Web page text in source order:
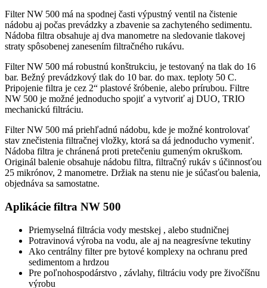
Filter NW 500 má na spodnej časti výpustný ventil na čistenie
nádobu aj počas prevádzky a zbavenie sa zachyteného sedimentu.
Nádoba filtra obsahuje aj dva manometre na sledovanie tlakovej
straty spôsobenej zanesením filtračného rukávu.
Filter NW 500 má robustnú konštrukciu, je testovaný na tlak do 16
bar. Bežný prevádzkový tlak do 10 bar. do max. teploty 50 C.
Pripojenie filtra je cez 2“ plastové šróbenie, alebo prírubou. Filtre
NW 500 je možné jednoducho spojiť a vytvoriť aj DUO, TRIO
mechanickú filtráciu.
Filter NW 500 má priehľadnú nádobu, kde je možné kontrolovať
stav znečistenia filtračnej vložky, ktorá sa dá jednoducho vymeniť.
Nádoba filtra je chránená proti pretečeniu gumeným okruškom.
Originál balenie obsahuje nádobu filtra, filtračný rukáv s účinnosťou
25 mikrónov, 2 manometre. Držiak na stenu nie je súčasťou balenia,
objednáva sa samostatne.
Aplikácie filtra NW 500
Priemyselná filtrácia vody mestskej , alebo studničnej
Potravinová výroba na vodu, ale aj na neagresívne tekutiny
Ako centrálny filter pre bytové komplexy na ochranu pred
sedimentom a hrdzou
Pre poľnohospodárstvo , závlahy, filtráciu vody pre živočíšnu
výrobu